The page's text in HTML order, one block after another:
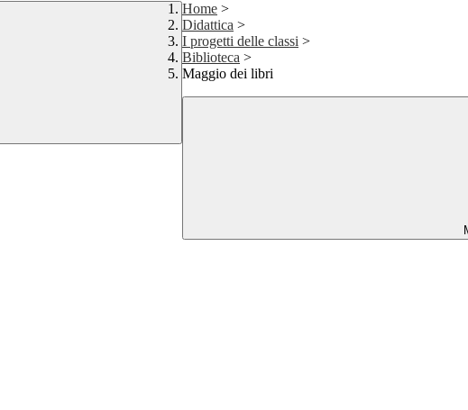
Home >
Didattica >
I progetti delle classi >
Biblioteca >
Maggio dei libri